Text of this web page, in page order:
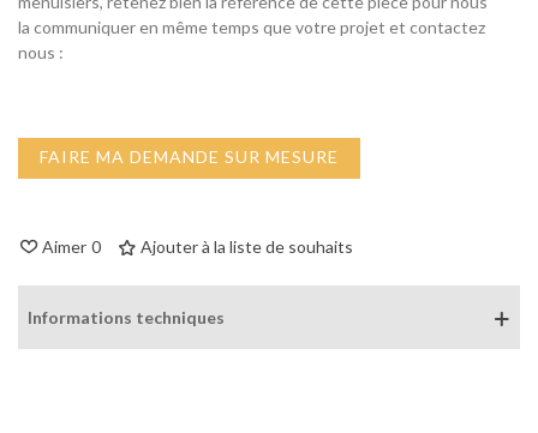
la communiquer en même temps que votre projet et contactez
nous :
FAIRE MA DEMANDE SUR MESURE
Aimer 0 Ajouter à la liste de souhaits
Informations techniques